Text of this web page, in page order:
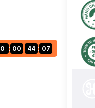
0 : 00 : 44 : 05